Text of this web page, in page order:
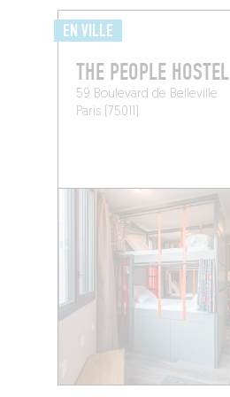
EN VILLE
THE PEOPLE HOSTEL
59 Boulevard de Belleville
Paris (75011)